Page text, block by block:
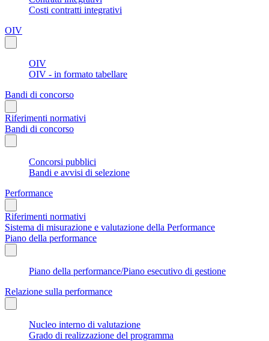
Costi contratti integrativi
OIV
OIV
OIV - in formato tabellare
Bandi di concorso
Riferimenti normativi
Bandi di concorso
Concorsi pubblici
Bandi e avvisi di selezione
Performance
Riferimenti normativi
Sistema di misurazione e valutazione della Performance
Piano della performance
Piano della performance/Piano esecutivo di gestione
Relazione sulla performance
Nucleo interno di valutazione
Grado di realizzazione del programma